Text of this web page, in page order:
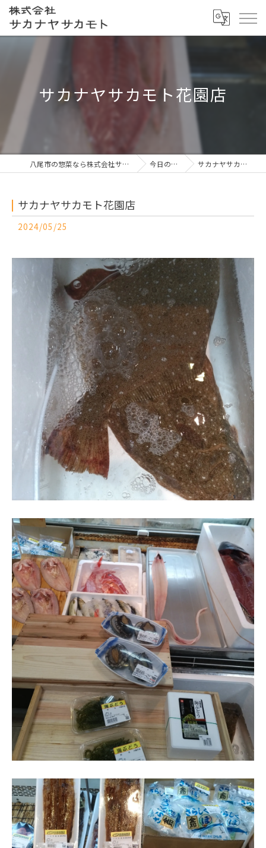
サカナヤサカモト花園店
八尾市の惣菜なら株式会社サカナヤサカモト 今日の一押し サカナヤサカモト花園店
サカナヤサカモト花園店
2024/05/25